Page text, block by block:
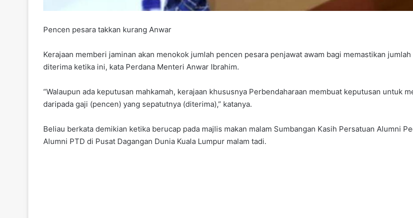
Pencen pesara takkan kurang Anwar
Kerajaan memberi jaminan akan menokok jumlah pencen pesara penjawat awam bagi memastikan
diterima ketika ini, kata Perdana Menteri Anwar Ibrahim.
“Walaupun ada keputusan mahkamah, kerajaan khususnya Perbendaharaan membuat keputusan untuk
daripada gaji (pencen) yang sepatutnya (diterima),” katanya.
Beliau berkata demikian ketika berucap pada majlis makan malam Sumbangan Kasih Persatuan Alumni
Alumni PTD di Pusat Dagangan Dunia Kuala Lumpur malam tadi.